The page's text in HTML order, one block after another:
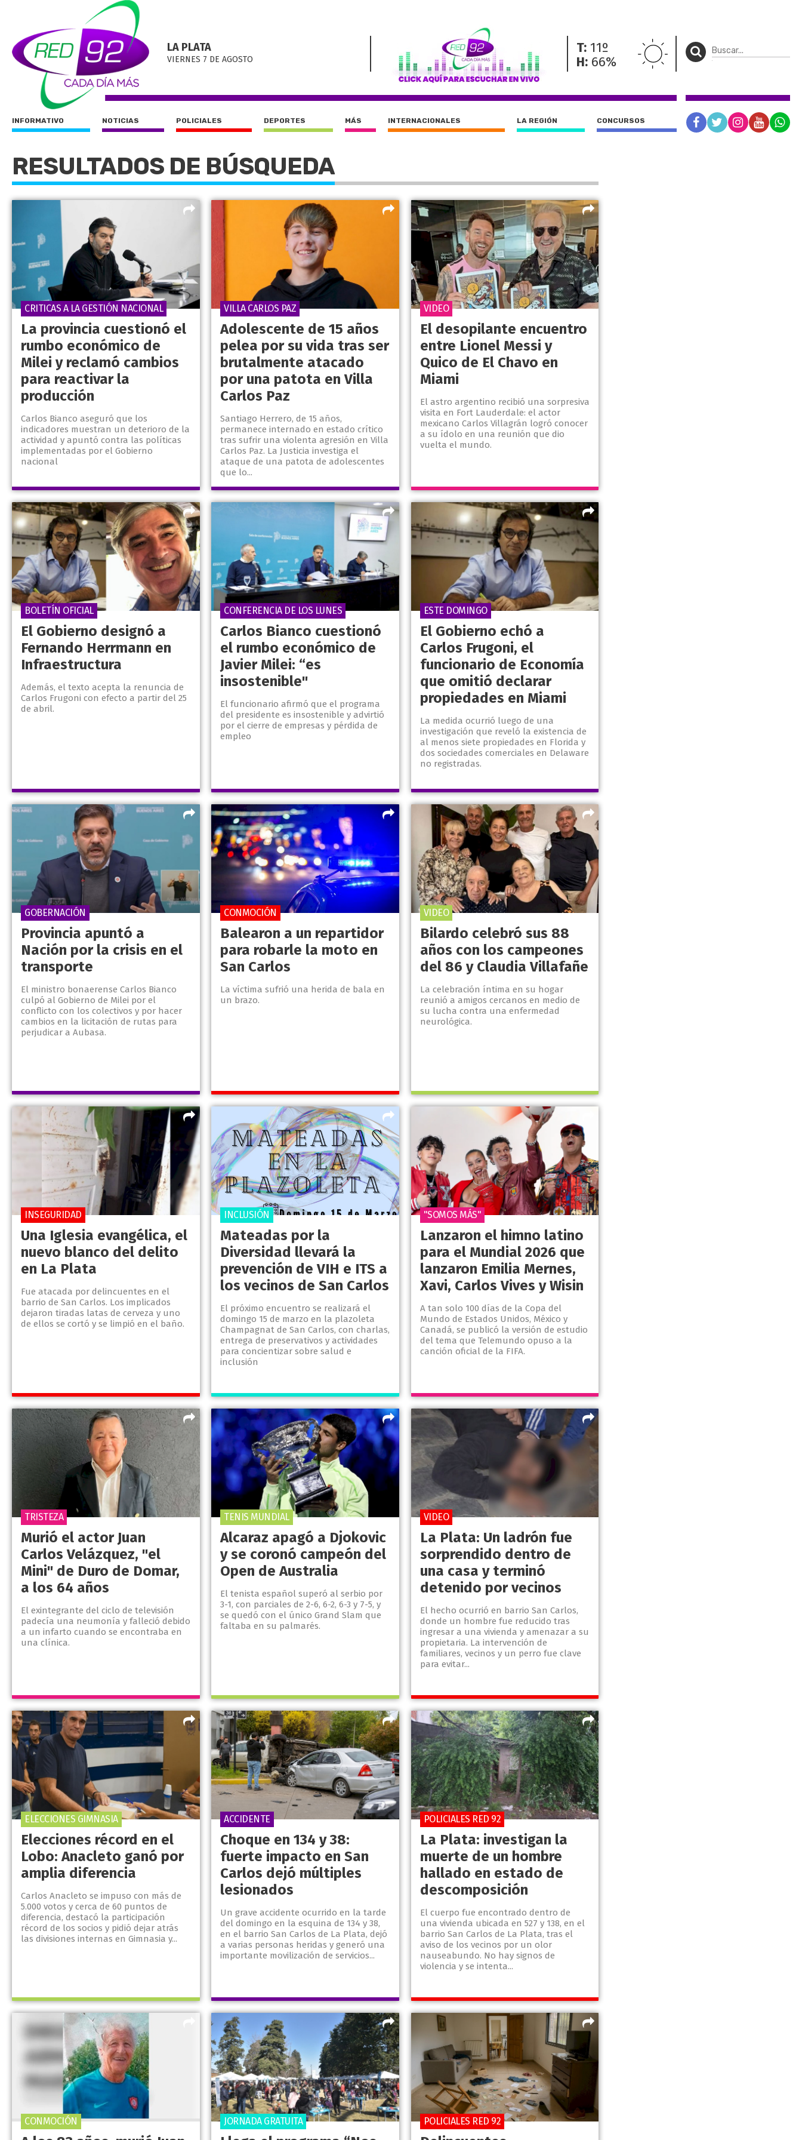
LA PLATA
VIERNES 7 DE AGOSTO
T: 11º
H: 66%
INFORMATIVO NOTICIAS POLICIALES DEPORTES MÁS INTERNACIONALES LA REGIÓN CONCURSOS
RESULTADOS DE BÚSQUEDA
La provincia cuestionó el
rumbo económico de
Milei y reclamó cambios
para reactivar la
producción
Carlos Bianco aseguró que los
indicadores muestran un deterioro de la
actividad y apuntó contra las políticas
implementadas por el Gobierno
nacional
CRITICAS A LA GESTIÓN NACIONAL
Adolescente de 15 años
pelea por su vida tras ser
brutalmente atacado
por una patota en Villa
Carlos Paz
Santiago Herrero, de 15 años,
permanece internado en estado crítico
tras sufrir una violenta agresión en Villa
Carlos Paz. La Justicia investiga el
ataque de una patota de adolescentes
que lo...
VILLA CARLOS PAZ
El desopilante encuentro
entre Lionel Messi y
Quico de El Chavo en
Miami
El astro argentino recibió una sorpresiva
visita en Fort Lauderdale: el actor
mexicano Carlos Villagrán logró conocer
a su ídolo en una reunión que dio
vuelta el mundo.
VIDEO
El Gobierno designó a
Fernando Herrmann en
Infraestructura
Además, el texto acepta la renuncia de
Carlos Frugoni con efecto a partir del 25
de abril.
BOLETÍN OFICIAL
Carlos Bianco cuestionó
el rumbo económico de
Javier Milei: “es
insostenible"
El funcionario afirmó que el programa
del presidente es insostenible y advirtió
por el cierre de empresas y pérdida de
empleo
CONFERENCIA DE LOS LUNES
El Gobierno echó a
Carlos Frugoni, el
funcionario de Economía
que omitió declarar
propiedades en Miami
La medida ocurrió luego de una
investigación que reveló la existencia de
al menos siete propiedades en Florida y
dos sociedades comerciales en Delaware
no registradas.
ESTE DOMINGO
Provincia apuntó a
Nación por la crisis en el
transporte
El ministro bonaerense Carlos Bianco
culpó al Gobierno de Milei por el
conflicto con los colectivos y por hacer
cambios en la licitación de rutas para
perjudicar a Aubasa.
GOBERNACIÓN
Balearon a un repartidor
para robarle la moto en
San Carlos
La víctima sufrió una herida de bala en
un brazo.
CONMOCIÓN
Bilardo celebró sus 88
años con los campeones
del 86 y Claudia Villafañe
La celebración íntima en su hogar
reunió a amigos cercanos en medio de
su lucha contra una enfermedad
neurológica.
VIDEO
Una Iglesia evangélica, el
nuevo blanco del delito
en La Plata
Fue atacada por delincuentes en el
barrio de San Carlos. Los implicados
dejaron tiradas latas de cerveza y uno
de ellos se cortó y se limpió en el baño.
INSEGURIDAD
Mateadas por la
Diversidad llevará la
prevención de VIH e ITS a
los vecinos de San Carlos
El próximo encuentro se realizará el
domingo 15 de marzo en la plazoleta
Champagnat de San Carlos, con charlas,
entrega de preservativos y actividades
para concientizar sobre salud e
inclusión
INCLUSIÓN
Lanzaron el himno latino
para el Mundial 2026 que
lanzaron Emilia Mernes,
Xavi, Carlos Vives y Wisin
A tan solo 100 días de la Copa del
Mundo de Estados Unidos, México y
Canadá, se publicó la versión de estudio
del tema que Telemundo opuso a la
canción oficial de la FIFA.
"SOMOS MÁS"
Murió el actor Juan
Carlos Velázquez, "el
Mini" de Duro de Domar,
a los 64 años
El exintegrante del ciclo de televisión
padecía una neumonía y falleció debido
a un infarto cuando se encontraba en
una clínica.
TRISTEZA
Alcaraz apagó a Djokovic
y se coronó campeón del
Open de Australia
El tenista español superó al serbio por
3-1, con parciales de 2-6, 6-2, 6-3 y 7-5, y
se quedó con el único Grand Slam que
faltaba en su palmarés.
TENIS MUNDIAL
La Plata: Un ladrón fue
sorprendido dentro de
una casa y terminó
detenido por vecinos
El hecho ocurrió en barrio San Carlos,
donde un hombre fue reducido tras
ingresar a una vivienda y amenazar a su
propietaria. La intervención de
familiares, vecinos y un perro fue clave
para evitar...
VIDEO
Elecciones récord en el
Lobo: Anacleto ganó por
amplia diferencia
Carlos Anacleto se impuso con más de
5.000 votos y cerca de 60 puntos de
diferencia, destacó la participación
récord de los socios y pidió dejar atrás
las divisiones internas en Gimnasia y...
ELECCIONES GIMNASIA
Choque en 134 y 38:
fuerte impacto en San
Carlos dejó múltiples
lesionados
Un grave accidente ocurrido en la tarde
del domingo en la esquina de 134 y 38,
en el barrio San Carlos de La Plata, dejó
a varias personas heridas y generó una
importante movilización de servicios...
ACCIDENTE
La Plata: investigan la
muerte de un hombre
hallado en estado de
descomposición
El cuerpo fue encontrado dentro de
una vivienda ubicada en 527 y 138, en el
barrio San Carlos de La Plata, tras el
aviso de los vecinos por un olor
nauseabundo. No hay signos de
violencia y se intenta...
POLICIALES RED 92
CONMOCIÓN JORNADA GRATUITA POLICIALES RED 92